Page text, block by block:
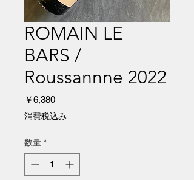
ROMAIN LE
BARS /
Roussannne 2022
￥6,380価
格
消費税込み
数量 *